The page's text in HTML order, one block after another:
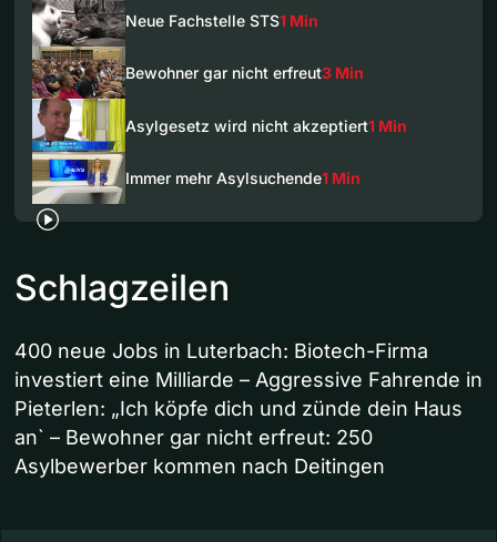
Neue Fachstelle STS1 Min
Bewohner gar nicht erfreut3 Min
Asylgesetz wird nicht akzeptiert1 Min
Immer mehr Asylsuchende1 Min
Schlagzeilen
400 neue Jobs in Luterbach: Biotech-Firma
investiert eine Milliarde – Aggressive Fahrende in
Pieterlen: „Ich köpfe dich und zünde dein Haus
an` – Bewohner gar nicht erfreut: 250
Asylbewerber kommen nach Deitingen